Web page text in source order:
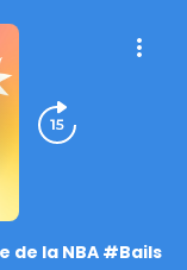
de la NBA #Bails